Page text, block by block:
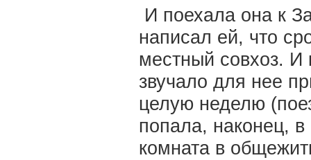
И поехала она к
написал ей, что
местный совхоз. И
звучало для нее
целую неделю
попала, наконец,
комната в